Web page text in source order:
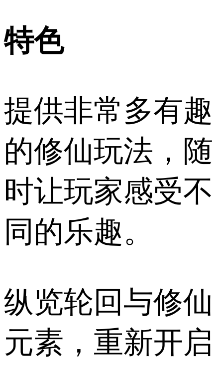
特色
提供非常多有趣
的修仙玩法，随
时让玩家感受不
同的乐趣。
纵览轮回与修仙
元素，重新开启